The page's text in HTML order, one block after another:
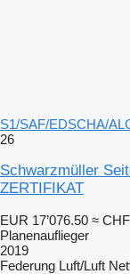
S1/SAF/EDSCHA/
26
Schwarzmüller
ZERTIFIKAT
EUR 17’076.50 ≈
Planenauflieger
2019
Federung Luft/Luft